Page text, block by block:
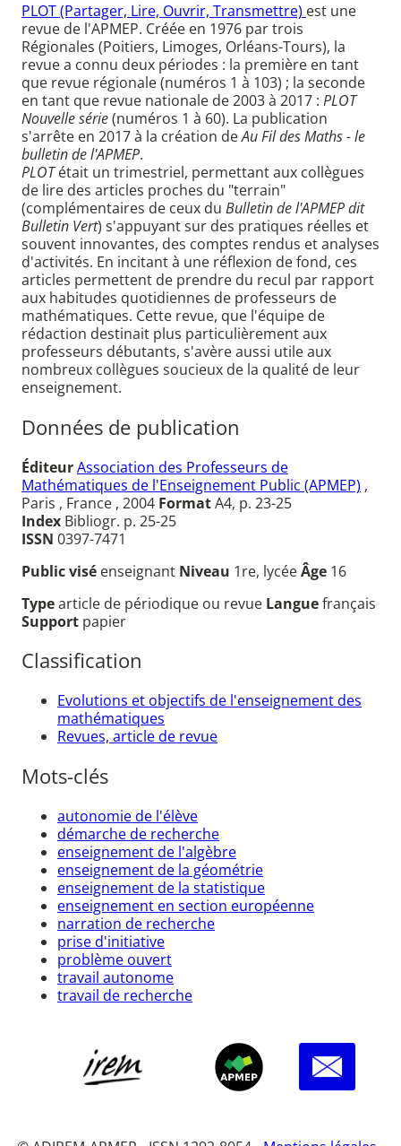
PLOT (Partager, Lire, Ouvrir, Transmettre) est une
revue de l'APMEP. Créée en 1976 par trois
Régionales (Poitiers, Limoges, Orléans-Tours), la
revue a connu deux périodes : la première en tant
que revue régionale (numéros 1 à 103) ; la seconde
en tant que revue nationale de 2003 à 2017 : PLOT
Nouvelle série(numéros 1 à 60). La publication
s'arrête en 2017 à la création deAu Fil des Maths - le
bulletin de l'APMEP.
PLOTétait un trimestriel, permettant aux collègues
de lire des articles proches du "terrain"
(complémentaires de ceux du Bulletin de l'APMEP dit
Bulletin Vert) s'appuyant sur des pratiques réelles et
souvent innovantes, des comptes rendus et analyses
d'activités. En incitant à une réflexion de fond, ces
articles permettent de prendre du recul par rapport
aux habitudes quotidiennes de professeurs de
mathématiques. Cette revue, que l'équipe de
rédaction destinait plus particulièrement aux
professeurs débutants, s'avère aussi utile aux
nombreux collègues soucieux de la qualité de leur
enseignement.
Données de publication
ÉditeurAssociation des Professeurs de
Mathématiques de l'Enseignement Public (APMEP) ,
Paris , France , 2004 FormatA4, p. 23-25
Index Bibliogr. p. 25-25
ISSN 0397-7471
Public visé enseignant Niveau 1re, lycéeÂge 16
Typearticle de périodique ou revue Languefrançais
Support papier
Classification
Evolutions et objectifs de l'enseignement des
mathématiques
Revues, article de revue
Mots-clés
autonomie de l'élève
démarche de recherche
enseignement de l'algèbre
enseignement de la géométrie
enseignement de la statistique
enseignement en section européenne
narration de recherche
prise d'initiative
problème ouvert
travail autonome
travail de recherche